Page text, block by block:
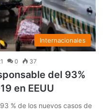
Internacionales
0 37
del 93%
en EEUU
% de los nuevos casos de